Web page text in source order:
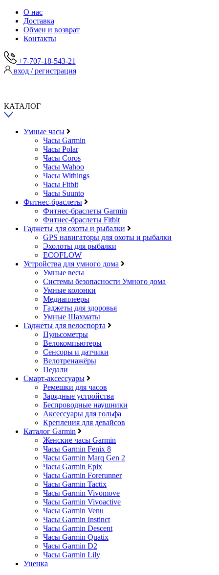
О нас
Доставка
Обмен и возврат
Контакты
+7-707-18-543-21
вход / регистрация
КАТАЛОГ
Умные часы
Часы Garmin
Часы Polar
Часы Coros
Часы Wahoo
Часы Withings
Часы Fitbit
Часы Suunto
Фитнес-браслеты
Фитнес-браслеты Garmin
Фитнес-браслеты Fitbit
Гаджеты для охоты и рыбалки
GPS навигаторы для охоты и рыбалки
Эхолоты для рыбалки
ECOFLOW
Устройства для умного дома
Умные весы
Системы безопасности Умного дома
Умные колонки
Медиаплееры
Гаджеты для здоровья
Умные Шахматы
Гаджеты для велоспорта
Пульсометры
Велокомпьютеры
Сенсоры и датчики
Велотренажёры
Педали
Смарт-аксессуары
Ремешки для часов
Зарядные устройства
Беспроводные наушники
Аксессуары для гольфа
Крепления для девайсов
Каталог Garmin
Женские часы Garmin
Часы Garmin Fenix 8
Часы Garmin Marq Gen 2
Часы Garmin Epix
Часы Garmin Forerunner
Часы Garmin Tactix
Часы Garmin Vivomove
Часы Garmin Vivoactive
Часы Garmin Venu
Часы Garmin Instinct
Часы Garmin Descent
Часы Garmin Quatix
Часы Garmin D2
Часы Garmin Lily
Уценка